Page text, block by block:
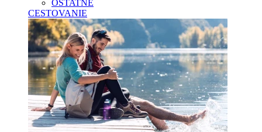
OSTATNÉ
CESTOVANIE